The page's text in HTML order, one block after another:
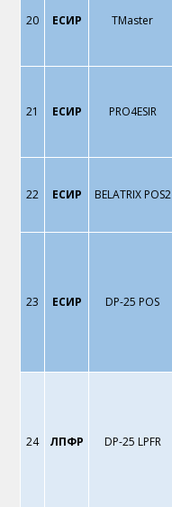
20 ЕСИР TMaster
21 ЕСИР PRO4ESIR
22 ЕСИР BELATRIX POS2
23 ЕСИР DP-25 POS
24 ЛПФР DP-25 LPFR